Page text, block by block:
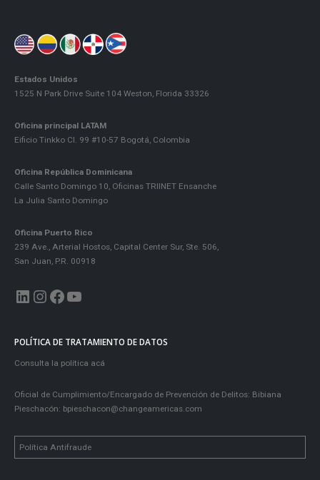
Estados Unidos
1525 N Park Drive Suite 104 Weston, Florida 33326
Oficina principal LATAM
Eificio Tinkko Cl. 99 #10-57 Bogotá, Colombia
Oficina República Dominicana
Calle Santo Domingo 10, Oficinas TRIINET Ensanche
La Julia Santo Domingo
Oficina Puerto Rico
239 Ave., Arterial Hostos, Capital Center Sur, Ste. 506,
San Juan, P.R. 00918
LinkedIn InstagramFacebook YouTube
POLÍTICA DE TRATAMIENTO DE DATOS
Consulta la política acá
Oficial de Cumplimiento/Encargado de Prevención de Delitos: Bibiana
Pieschacón: bpieschacon@changeamericas.com
Política Antifraude